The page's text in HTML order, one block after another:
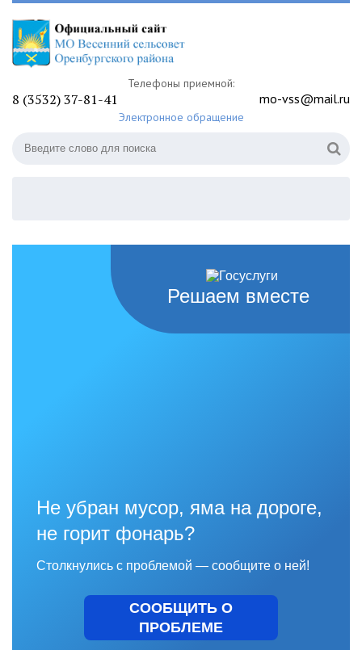
Телефоны приемной:
8 (3532) 37-81-41 mo-vss@mail.ru
Электронное обращение
Решаем вместе
Не убран мусор, яма на дороге,
не горит фонарь?
Столкнулись с проблемой — сообщите о ней!
СООБЩИТЬ О
ПРОБЛЕМЕ